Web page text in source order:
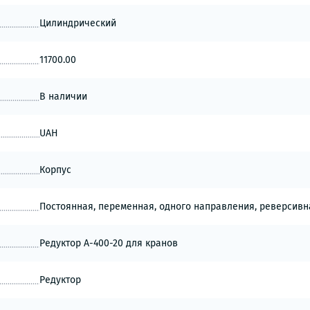
Цилиндрический
11700.00
В наличии
UAH
Корпус
Постоянная, переменная, одного направления,
Редуктор А-400-20 для кранов
Редуктор